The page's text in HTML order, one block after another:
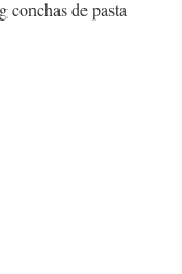
conchas de pasta